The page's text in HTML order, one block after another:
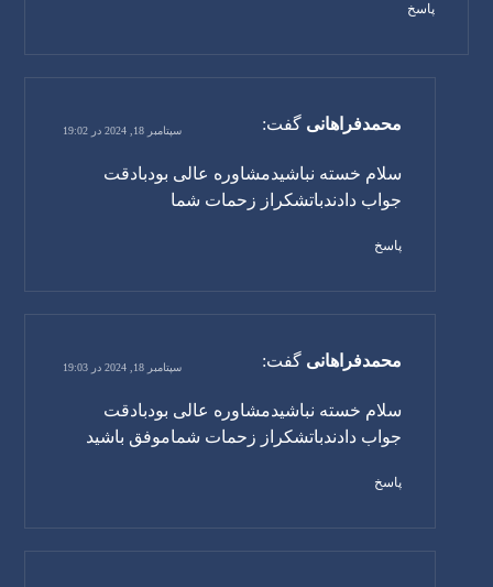
پاسخ
محمدفراهانی گفت: سپتامبر 18, 2024 در 19:02
سلام خسته نباشیدمشاوره عالی بودبادقت
جواب دادندباتشکراز زحمات شما
پاسخ
محمدفراهانی گفت: سپتامبر 18, 2024 در 19:03
سلام خسته نباشیدمشاوره عالی بودبادقت
جواب دادندباتشکراز زحمات شماموفق باشید
پاسخ